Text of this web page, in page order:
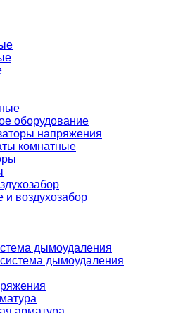
оборудование
напряжения
комнатные
воздухозабор
дымоудаления
дымоудаления